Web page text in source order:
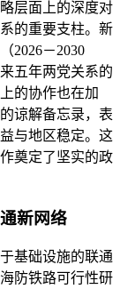
层面上的深度对
的重要支柱。新
2026－2030
五年两党关系的
的协作也在加
谅解备忘录，表
与地区稳定。这
奠定了坚实的政
新网络
基础设施的联通
防铁路可行性研